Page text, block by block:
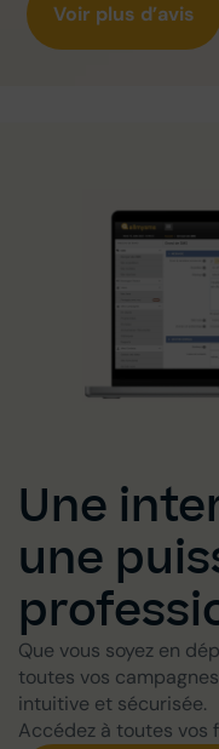
Voir plus d’avis
Une
une
Que vous soyez en
toutes vos
intuitive et sécurisée.
Accédez à toutes vos